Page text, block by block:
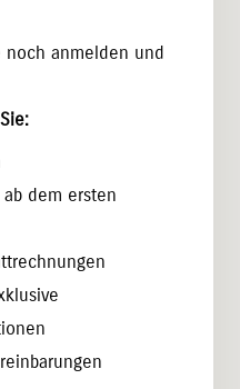
anmelden und
ab dem ersten